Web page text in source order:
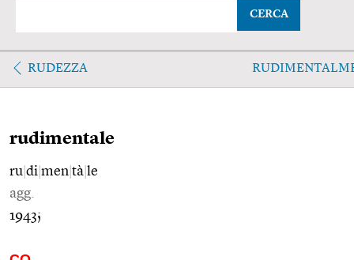
CERCA
RUDEZZA
rudimentale
ru di men tà le
agg.
1943;